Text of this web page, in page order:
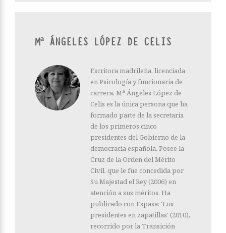
Mª ÁNGELES LÓPEZ DE CELIS
Escritora madrileña, licenciada
en Psicología y funcionaria de
carrera, Mª Ángeles López de
Celis es la única persona que ha
formado parte de la secretaría
de los primeros cinco
presidentes del Gobierno de la
democracia española. Posee la
Cruz de la Orden del Mérito
Civil, que le fue concedida por
Su Majestad el Rey (2006) en
atención a sus méritos. Ha
publicado con Espasa: 'Los
presidentes en zapatillas' (2010),
recorrido por la Transición